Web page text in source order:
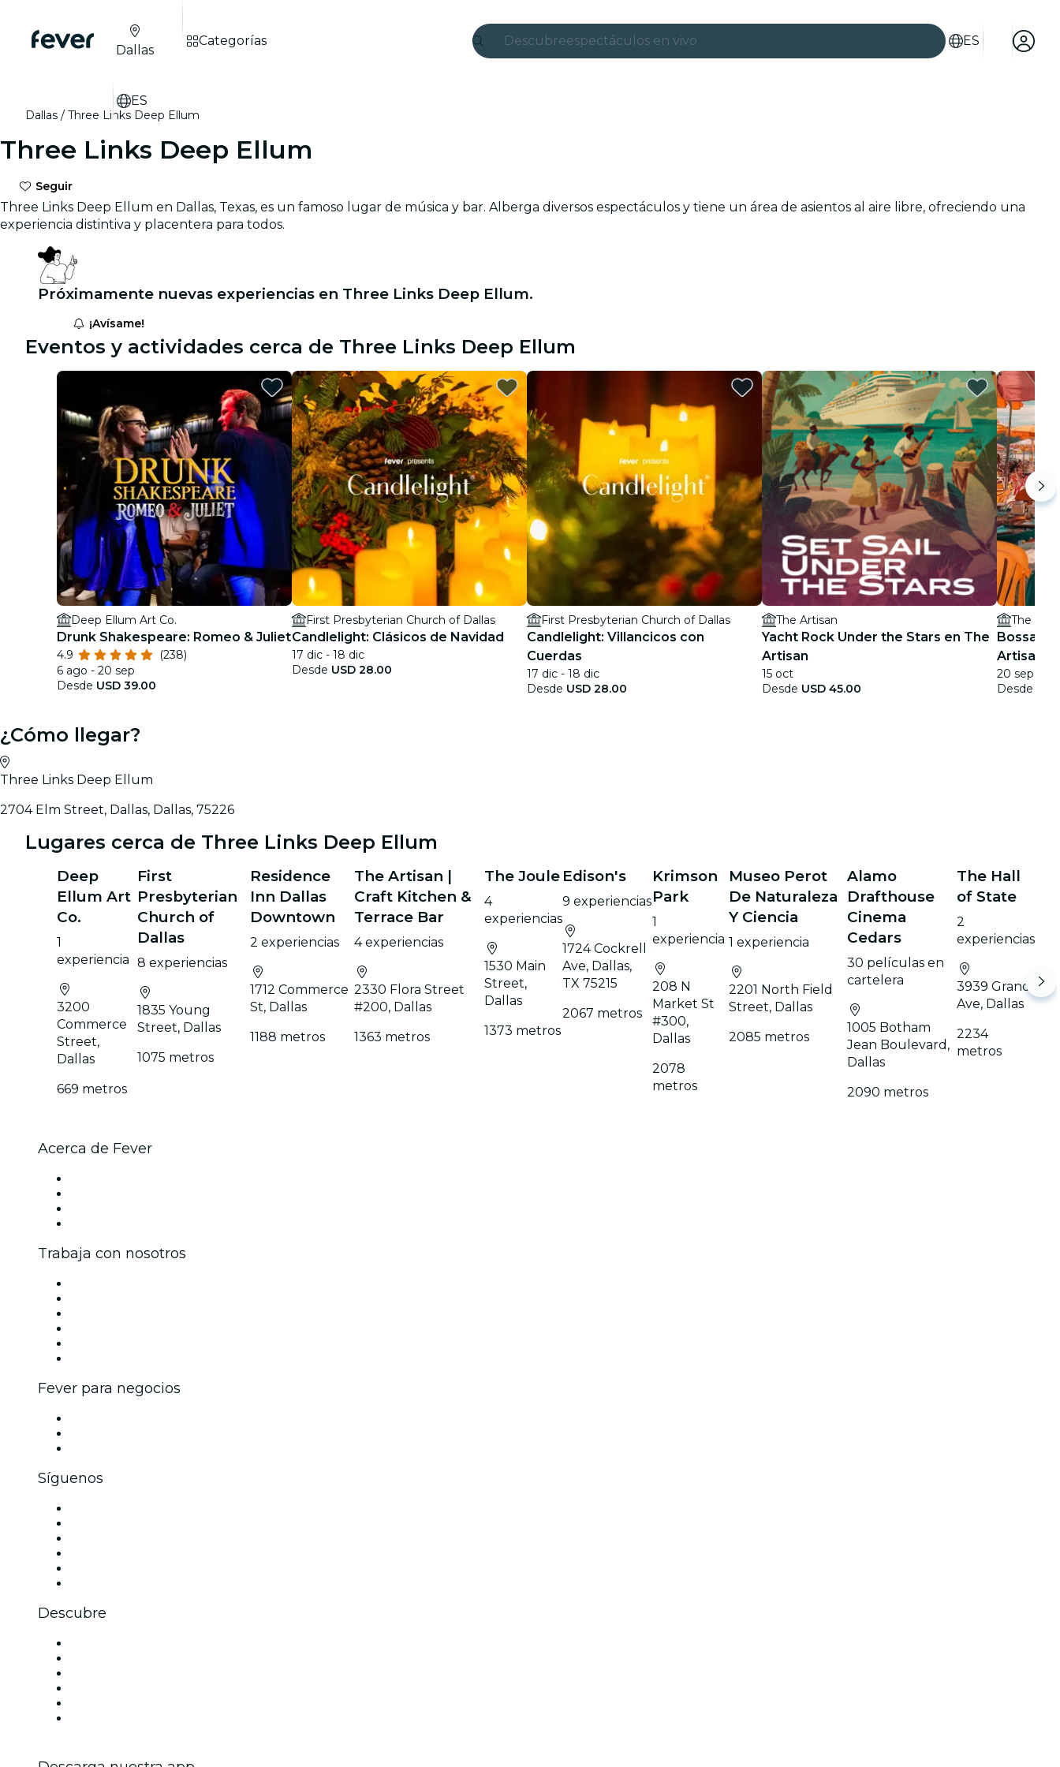
Descubreespectáculos en vivo
São Paulo
conciertos
cine
ES
Dallas
ES
Categorías
Dallas Three Links Deep Ellum
Three Links Deep Ellum
Seguir
Three Links Deep Ellum en Dallas, Texas, es un famoso lugar de música y bar. Alberga diversos espectáculos y tiene un área de asientos al aire libre, ofreciendo una
experiencia distintiva y placentera para todos.
Próximamente nuevas experiencias en Three Links Deep Ellum.
¡Avísame!
Eventos y actividades cerca de Three Links Deep Ellum
Deep Ellum Art Co.
Drunk Shakespeare: Romeo & Juliet
4.9
(238)
6 ago - 20 sep
Desde USD 39.00
First Presbyterian Church of Dallas
Candlelight: Clásicos de Navidad
17 dic - 18 dic
Desde USD 28.00
First Presbyterian Church of Dallas
Candlelight: Villancicos con
Cuerdas
17 dic - 18 dic
Desde USD 28.00
The Artisan
Yacht Rock Under the Stars en The
Artisan
15 oct
Desde USD 45.00
The
Bossa
Artisan
20 sep
Desde
¿Cómo llegar?
Three Links Deep Ellum
2704 Elm Street, Dallas, Dallas, 75226
Lugares cerca de Three Links Deep Ellum
Deep
Ellum Art
Co.
1
experiencia
3200
Commerce
Street,
Dallas
669 metros
First
Presbyterian
Church of
Dallas
8 experiencias
1835 Young
Street, Dallas
1075 metros
Residence
Inn Dallas
Downtown
2 experiencias
1712 Commerce
St, Dallas
1188 metros
The Artisan |
Craft Kitchen &
Terrace Bar
4 experiencias
2330 Flora Street
#200, Dallas
1363 metros
The Joule
4
experiencias
1530 Main
Street,
Dallas
1373 metros
Edison's
9 experiencias
1724 Cockrell
Ave, Dallas,
TX 75215
2067 metros
Krimson
Park
1
experiencia
208 N
Market St
#300,
Dallas
2078
metros
Museo Perot
De Naturaleza
Y Ciencia
1 experiencia
2201 North Field
Street, Dallas
2085 metros
Alamo
Drafthouse
Cinema
Cedars
30 películas en
cartelera
1005 Botham
Jean Boulevard,
Dallas
2090 metros
The Hall
of State
2
experiencias
3939 Grand
Ave, Dallas
2234
metros
Acerca de Fever
Trabaja con nosotros
Fever para negocios
Síguenos
Descubre